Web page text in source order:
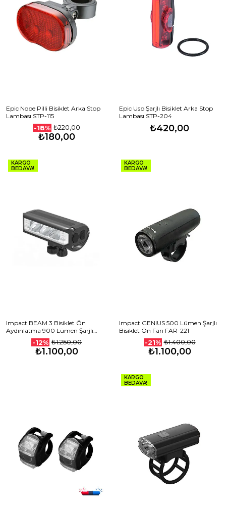
Epic Nope Pilli Bisiklet Arka Stop
Lambası STP-115
-18% ₺220,00
₺180,00
Epic Usb Şarjlı Bisiklet Arka Stop
Lambası STP-204
₺420,00
KARGO
BEDAVA!
Impact BEAM 3 Bisiklet Ön
Aydınlatma 900 Lümen Şarjlı
FAR-236-12% ₺1.250,00
₺1.100,00
KARGO
BEDAVA!
Impact GENIUS 500 Lümen Şarjlı
Bisiklet Ön Farı FAR-221
-21% ₺1.400,00
₺1.100,00
KARGO
BEDAVA!